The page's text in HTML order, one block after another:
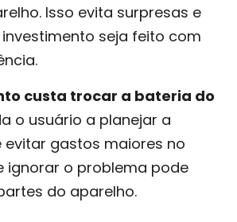
Isso evita surpresas e
seja feito com
custa trocar a bateria do
o usuário a planejar a
gastos maiores no
ignorar o problema pode
do aparelho.